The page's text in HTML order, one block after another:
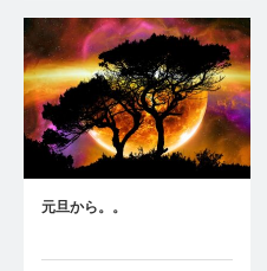
元旦から。。